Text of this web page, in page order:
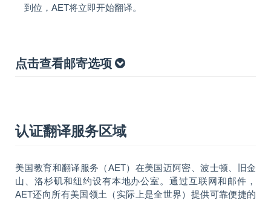
到位，AET将立即开始翻译。
点击查看邮寄选项
认证翻译服务区域
美国教育和翻译服务（AET）在美国迈阿密、波士顿、旧金
山、洛杉矶和纽约设有本地办公室。通过互联网和邮件，
AET还向所有美国领土（实际上是全世界）提供可靠便捷的